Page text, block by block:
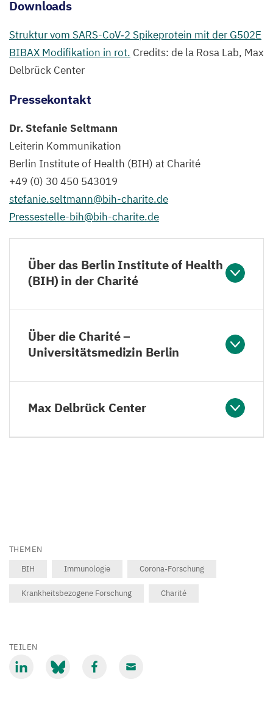
Downloads
Struktur vom SARS-CoV‑2 Spikeprotein mit der G502E
BIBAX Modifikation in rot. Credits: de la Rosa Lab, Max
Delbrück Center
Pressekontakt
Dr. Stefanie Seltmann
Leiterin Kommunikation
Berlin Institute of Health (BIH) at Charité
+49 (0) 30450 543019
stefanie.​seltmann@​bih-​charite.​de
Pressestelle-​bih@​bih-​charite.​de
Über das Berlin Institute of Health
(BIH) in der Charité
Über die Charité –
Universitätsmedizin Berlin
Max Delbrück Center
THEMEN
BIH
Immunologie Corona-Forschung
Krankheitsbezogene Forschung Charité
TEILEN